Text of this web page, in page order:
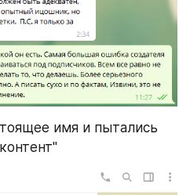
имя и пытались